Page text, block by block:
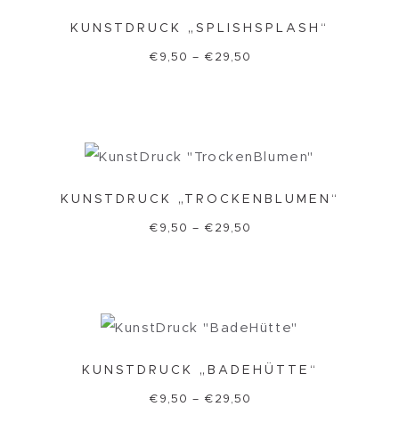
KUNSTDRUCK „SPLISHSPLASH“
€ 9,50 – € 29,50
KUNSTDRUCK „TROCKENBLUMEN“
€ 9,50 – € 29,50
KUNSTDRUCK „BADEHÜTTE“
€ 9,50 – € 29,50